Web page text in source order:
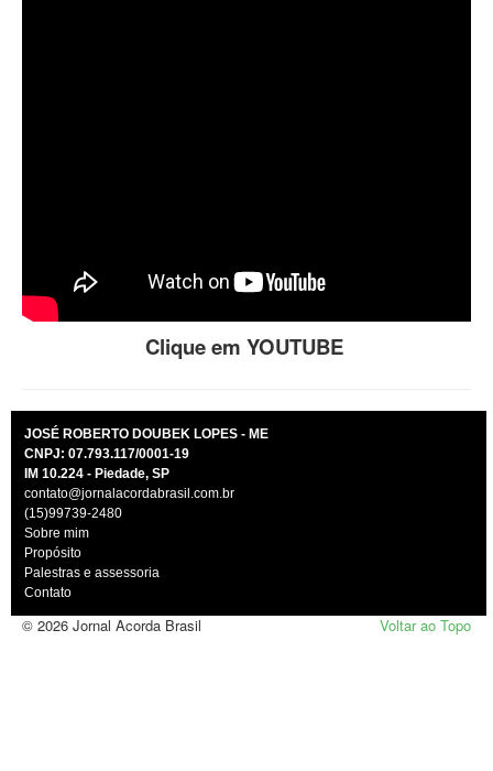
Clique em YOUTUBE
JOSÉ ROBERTO DOUBEK LOPES - ME
CNPJ: 07.793.117/0001-19
IM 10.224 - Piedade, SP
contato@jornalacordabrasil.com.br
(15)99739-2480
Sobre mim
Propósito
Palestras e assessoria
Contato
Voltar ao Topo
© 2026 Jornal Acorda Brasil